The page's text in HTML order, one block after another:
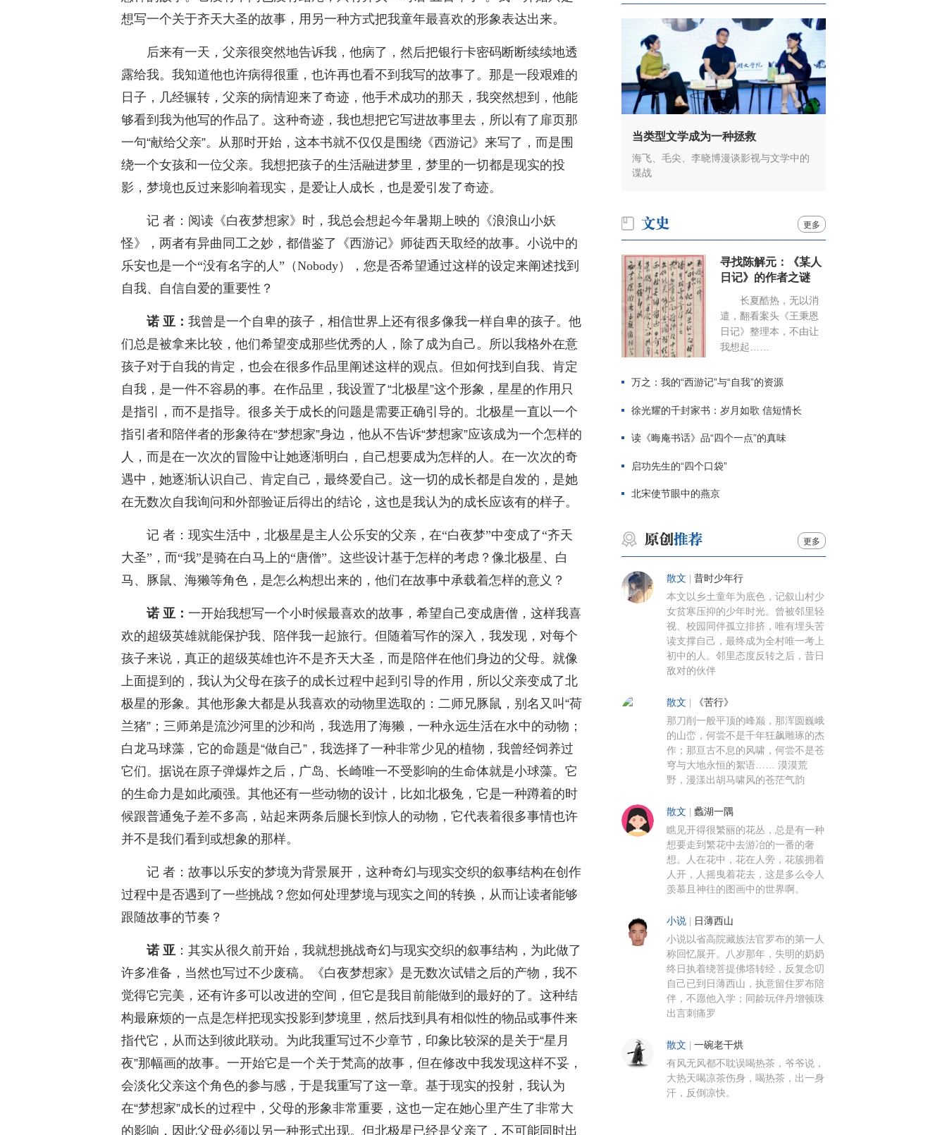
想写一个关于齐天大圣的故事，用另一种方式把我童年最喜欢的形象表达出来。
后来有一天，父亲很突然地告诉我，他病了，然后把银行卡密码断断续续地透
露给我。我知道他也许病得很重，也许再也看不到我写的故事了。那是一段艰难的
日子，几经辗转，父亲的病情迎来了奇迹，他手术成功的那天，我突然想到，他能
够看到我为他写的作品了。这种奇迹，我也想把它写进故事里去，所以有了扉页那
一句“献给父亲”。从那时开始，这本书就不仅仅是围绕《西游记》来写了，而是围
绕一个女孩和一位父亲。我想把孩子的生活融进梦里，梦里的一切都是现实的投
影，梦境也反过来影响着现实，是爱让人成长，也是爱引发了奇迹。
记 者：阅读《白夜梦想家》时，我总会想起今年暑期上映的《浪浪山小妖
怪》，两者有异曲同工之妙，都借鉴了《西游记》师徒西天取经的故事。小说中的
乐安也是一个“没有名字的人”（Nobody），您是否希望通过这样的设定来阐述找到
自我、自信自爱的重要性？
诺 亚： 我曾是一个自卑的孩子，相信世界上还有很多像我一样自卑的孩子。他
们总是被拿来比较，他们希望变成那些优秀的人，除了成为自己。所以我格外在意
孩子对于自我的肯定，也会在很多作品里阐述这样的观点。但如何找到自我、肯定
自我，是一件不容易的事。在作品里，我设置了“北极星”这个形象，星星的作用只
是指引，而不是指导。很多关于成长的问题是需要正确引导的。北极星一直以一个
指引者和陪伴者的形象待在“梦想家”身边，他从不告诉“梦想家”应该成为一个怎样的
人，而是在一次次的冒险中让她逐渐明白，自己想要成为怎样的人。在一次次的奇
遇中，她逐渐认识自己、肯定自己，最终爱自己。这一切的成长都是自发的，是她
在无数次自我询问和外部验证后得出的结论，这也是我认为的成长应该有的样子。
记 者：现实生活中，北极星是主人公乐安的父亲，在“白夜梦”中变成了“齐天
大圣”，而“我”是骑在白马上的“唐僧”。这些设计基于怎样的考虑？像北极星、白
马、豚鼠、海獭等角色，是怎么构想出来的，他们在故事中承载着怎样的意义？
诺 亚： 一开始我想写一个小时候最喜欢的故事，希望自己变成唐僧，这样我喜
欢的超级英雄就能保护我、陪伴我一起旅行。但随着写作的深入，我发现，对每个
孩子来说，真正的超级英雄也许不是齐天大圣，而是陪伴在他们身边的父母。就像
上面提到的，我认为父母在孩子的成长过程中起到引导的作用，所以父亲变成了北
极星的形象。其他形象大都是从我喜欢的动物里选取的：二师兄豚鼠，别名又叫“荷
兰猪”；三师弟是流沙河里的沙和尚，我选用了海獭，一种永远生活在水中的动物；
白龙马球藻，它的命题是“做自己”，我选择了一种非常少见的植物，我曾经饲养过
它们。据说在原子弹爆炸之后，广岛、长崎唯一不受影响的生命体就是小球藻。它
的生命力是如此顽强。其他还有一些动物的设计，比如北极兔，它是一种蹲着的时
候跟普通兔子差不多高，站起来两条后腿长到惊人的动物，它代表着很多事情也许
并不是我们看到或想象的那样。
记 者：故事以乐安的梦境为背景展开，这种奇幻与现实交织的叙事结构在创作
过程中是否遇到了一些挑战？您如何处理梦境与现实之间的转换，从而让读者能够
跟随故事的节奏？
诺 亚 ：其实从很久前开始，我就想挑战奇幻与现实交织的叙事结构，为此做了
许多准备，当然也写过不少废稿。《白夜梦想家》是无数次试错之后的产物，我不
觉得它完美，还有许多可以改进的空间，但它是我目前能做到的最好的了。这种结
构最麻烦的一点是怎样把现实投影到梦境里，然后找到具有相似性的物品或事件来
指代它，从而达到彼此联动。为此我重写过不少章节，印象比较深的是关于“星月
夜”那幅画的故事。一开始它是一个关于梵高的故事，但在修改中我发现这样不妥，
会淡化父亲这个角色的参与感，于是我重写了这一章。基于现实的投射，我认为
在“梦想家”成长的过程中，父母的形象非常重要，这也一定在她心里产生了非常大
的影响，因此父母必须以另一种形式出现。但北极星已经是父亲了，不可能同时出
当类型文学成为一种拯救
海飞、毛尖、李晓博漫谈影视与文学中的
谍战
更多
寻找陈解元：《某人
日记》的作者之谜
长夏酷热，无以消
遣，翻看案头《王秉恩
日记》整理本，不由让
我想起……
万之：我的“西游记”与“自我”的资源
徐光耀的千封家书：岁月如歌 信短情长
读《晦庵书话》品“四个一点”的真味
启功先生的“四个口袋”
北宋使节眼中的燕京
更多
散文 昔时少年行
本文以乡土童年为底色，记叙山村少
女贫寒压抑的少年时光。曾被邻里轻
视、校园同伴孤立排挤，唯有埋头苦
读支撑自己，最终成为全村唯一考上
初中的人。邻里态度反转之后，昔日
敌对的伙伴
散文 《苦行》
那刀削一般平顶的峰巅，那浑圆巍峨
的山峦，何尝不是千年狂飙雕琢的杰
作；那亘古不息的风啸，何尝不是苍
穹与大地永恒的絮语…… 漠漠荒
野，漫漾出胡马啸风的苍茫气韵
散文 蠡湖一隅
瞧见开得很繁丽的花丛，总是有一种
想要走到繁花中去游冶的一番的奢
想。人在花中，花在人旁，花簇拥着
人开，人摇曳着花去，这是多么令人
羡慕且神往的图画中的世界啊。
小说 日薄西山
小说以省高院藏族法官罗布的第一人
称回忆展开。八岁那年，失明的奶奶
终日执着绕菩提佛塔转经，反复念叨
自己已到日薄西山，执意留住罗布陪
伴，不愿他入学；同龄玩伴丹增顿珠
出言刺痛罗
散文 一碗老干烘
有风无风都不耽误喝热茶，爷爷说，
大热天喝凉茶伤身，喝热茶，出一身
汗，反倒凉快。